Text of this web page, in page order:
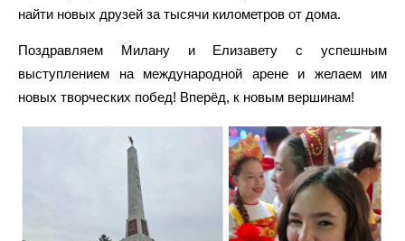
найти новых друзей за тысячи километров от дома.
Поздравляем Милану и Елизавету с успешным
выступлением на международной арене и желаем им
новых творческих побед! Вперёд, к новым вершинам!